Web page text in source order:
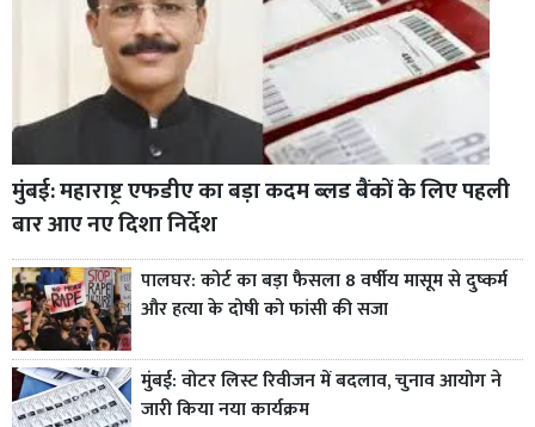
मुंबई: महाराष्ट्र एफडीए का बड़ा कदम ब्लड बैंकों के लिए पहली
बार आए नए दिशा निर्देश
पालघर: कोर्ट का बड़ा फैसला 8 वर्षीय मासूम से दुष्कर्म
और हत्या के दोषी को फांसी की सजा
मुंबई: वोटर लिस्ट रिवीजन में बदलाव, चुनाव आयोग ने
जारी किया नया कार्यक्रम